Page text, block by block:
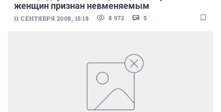
женщин признан невменяемым
11 СЕНТЯБРЯ 2008, 15:18 8 972 5